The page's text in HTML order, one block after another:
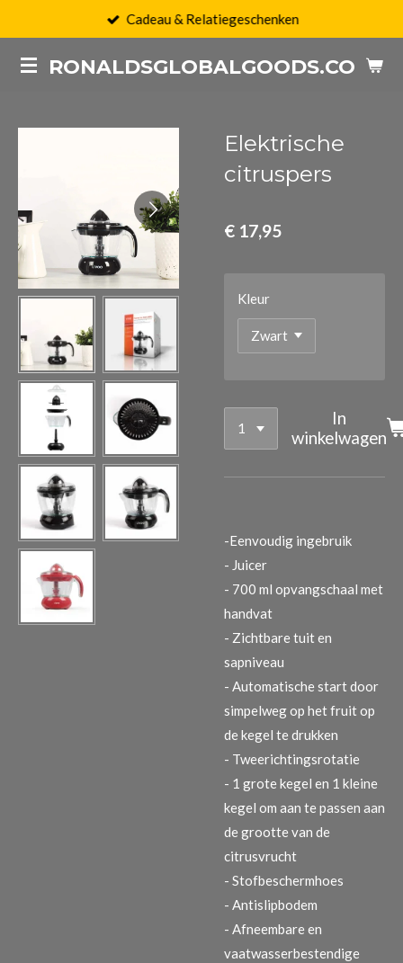
naar
RONALDSGLOBALGOODS.COM
Cadeau & Relatiegeschenken
Elektrische
citruspers
€ 17,95
Kleur
In
winkelwagen
-Eenvoudig ingebruik
- Juicer
- 700 ml opvangschaal met
handvat
- Zichtbare tuit en
sapniveau
- Automatische start door
simpelweg op het fruit op
de kegel te drukken
- Tweerichtingsrotatie
- 1 grote kegel en 1 kleine
kegel om aan te passen aan
de grootte van de
citrusvrucht
- Stofbeschermhoes
- Antislipbodem
- Afneembare en
vaatwasserbestendige